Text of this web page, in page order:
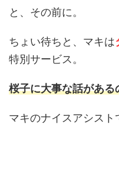
と、その前に。
ちょい待ちと、マキは
特別サービス。
桜子に大事な話がある
マキのナイスアシスト